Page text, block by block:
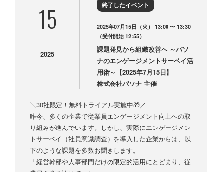
15
2025
終了したイベント
2025年07月15日（火） 13:00 〜 13:30
（受付開始 12:55）
課題発見から組織改善へ ～パソ
ナのエンゲージメントサーベイ活
用術～【2025年7月15日】
株式会社パソナ 主催
╲30社限定！無料トライアル実施中🎁／
昨今、多くの企業で従業員エンゲージメント向上への取
り組みが進んでいます。しかし、実際にエンゲージメン
トサーベイ（社員意識調査）を導入した企業からは、以
下のような課題を多数お聞きします。
「経営幹部や人事部門だけの限定的活用にとどまり、従